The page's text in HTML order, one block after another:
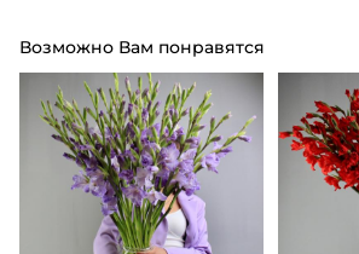
Возможно Вам понравятся